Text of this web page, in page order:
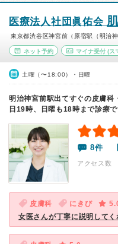
医療法人社団眞佑会
東京都渋谷区神宮前（原宿駅（明治
ネット予約 マイナ受付(ス
土曜（〜18:00）・日曜
明治神宮前駅出てすぐの皮膚科
日19時、日曜も18時まで診療
8件
アクセス数
皮膚科 にきび
女医さんが丁寧に説明してく